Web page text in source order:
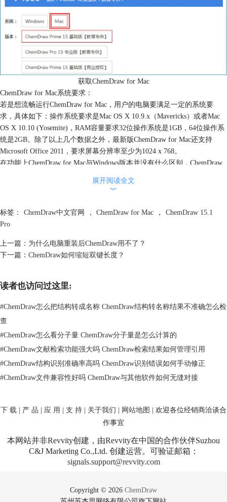
获取ChemDraw for Mac
ChemDraw for Mac系统要求：
若是想流畅运行ChemDraw for Mac，用户的电脑要满足一定的系统要
求，具体如下：操作系统要求是Mac OS X 10.9.x（Mavericks）或者Mac
OS X 10.10 (Yosemite)，RAM容量要求32位操作系统是1GB，64位操作系
统是2GB。除了以上几个数据之外，最新版ChemDraw for Mac还支持
Microsoft Office 2011，要求屏幕分辨率至少为1024 x 768。
在功能上ChemDraw for Mac与Windows版本并没有什么区别，ChemDraw
学结构绘制工具，专为辅助专业学科工作者及相关科技人员的交流活动和
创了大量的变化功能，只要稍加实践，便会很容易地绘制出高质量的化学
结构图形。
就学习其他Mac版本绘制化学图形的技巧请点击
知问题以及解决方案，ChemDraw中文官网海量教程等着你！
展开阅读全文
︾
标签： ChemDraw中文官网 ， ChemDraw for Mac ，
ChemDraw 15.1
Pro
上一篇： 为什么电脑重装后ChemDraw用不了？
下一篇： ChemDraw如何缩短双键长度？
读者也访问过这里:
#ChemDraw怎么把结构转成名称 ChemDraw结构转名称结果不准确怎么检
查
#ChemDraw怎么看分子量 ChemDraw分子量是怎么计算的
#ChemDraw文献检索功能强大吗 ChemDraw检索结果如何管理引用
#ChemDraw结构识别准确率高吗 ChemDraw识别错误如何手动修正
#ChemDraw文件兼容性好吗 ChemDraw与其他软件如何无缝对接
下 载 产 品 应 用 支 持 关于我们 网站地图
| 欢迎各位经销商洽谈合
作事宜
本网站并非Revvity创建，由Revvity在中国的合作伙伴Suzhou
C&J Marketing Co.,Ltd. 创建运营。可验证邮箱：
signals.support@revvity.com
Copyright © 2026 ChemDraw